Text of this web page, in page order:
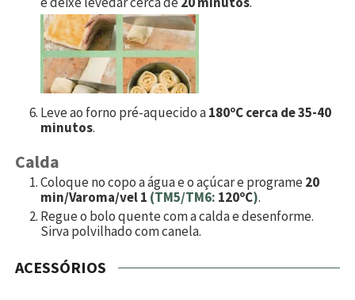
Leve ao forno pré-aquecido a180ºC cerca de 35-40
minutos.
Calda
Coloque no copo a água e o açúcar e programe20
min/Varoma/vel 1 (TM5/TM6: 120ºC).
Regue o bolo quente com a calda e desenforme.
Sirva polvilhado com canela.
ACESSÓRIOS